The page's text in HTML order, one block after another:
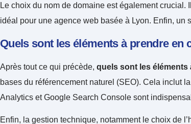
Le choix du nom de domaine est également crucial.
idéal pour une agence web basée à Lyon. Enfin, un
Quels sont les éléments à prendre
Après tout ce qui précède, quels sont les
bases du référencement naturel (SEO). Cela inclut
Analytics et Google Search Console sont
Enfin, la gestion technique, notamment le choix de